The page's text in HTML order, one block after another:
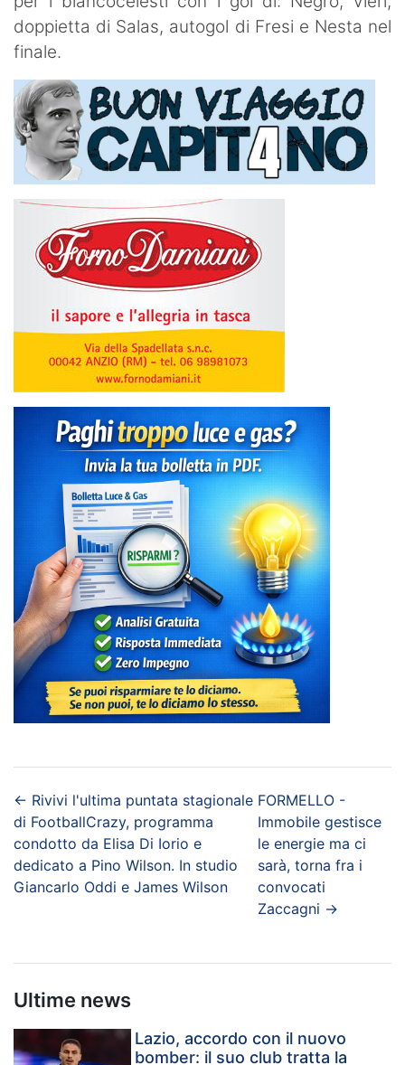
doppietta di Salas, autogol di Fresi e Nesta nel
finale.
← Rivivi l'ultima puntata stagionale
di FootballCrazy, programma
condotto da Elisa Di Iorio e
dedicato a Pino Wilson. In studio
Giancarlo Oddi e James Wilson
FORMELLO -
Immobile gestisce
le energie ma ci
sarà, torna fra i
convocati
Zaccagni →
Ultime news
Lazio, accordo con il nuovo
bomber: il suo club tratta la